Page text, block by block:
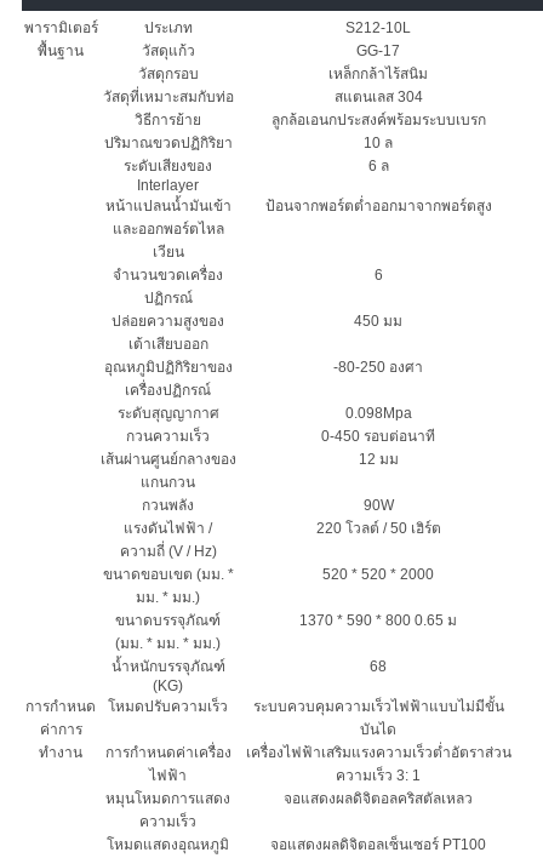
พารามิเตอร์
พื้นฐาน
ประเภท
S212-10L
วัสดุแก้ว
GG-17
วัสดุกรอบ
เหล็กกล้าไร้สนิม
วัสดุที่เหมาะสมกับท่อ
สแตนเลส 304
วิธีการย้าย
ลูกล้อเอนกประสงค์พร้อมระบบเบรก
ปริมาณขวดปฏิกิริยา
10 ล
ระดับเสียงของ
Interlayer
6 ล
หน้าแปลนน้ำมันเข้า
และออกพอร์ตไหล
เวียน
ป้อนจากพอร์ตต่ำออกมาจากพอร์ตสูง
จำนวนขวดเครื่อง
ปฏิกรณ์
6
ปล่อยความสูงของ
เต้าเสียบออก
450 มม
อุณหภูมิปฏิกิริยาของ
เครื่องปฏิกรณ์
-80-250 องศา
ระดับสุญญากาศ
0.098Mpa
กวนความเร็ว
0-450 รอบต่อนาที
เส้นผ่านศูนย์กลางของ
แกนกวน
12 มม
กวนพลัง
90W
แรงดันไฟฟ้า /
ความถี่ (V / Hz)
220 โวลต์ / 50 เฮิร์ต
ขนาดขอบเขต (มม. *
มม. * มม.)
520 * 520 * 2000
ขนาดบรรจุภัณฑ์
(มม. * มม. * มม.)
1370 * 590 * 800 0.65 ม
น้ำหนักบรรจุภัณฑ์
(KG)
68
การกำหนด
ค่าการ
ทำงาน
โหมดปรับความเร็ว
ระบบควบคุมความเร็วไฟฟ้าแบบไม่มีขั้น
บันได
การกำหนดค่าเครื่อง
ไฟฟ้า
เครื่องไฟฟ้าเสริมแรงความเร็วต่ำอัตราส่วน
ความเร็ว 3: 1
หมุนโหมดการแสดง
ความเร็ว
จอแสดงผลดิจิตอลคริสตัลเหลว
โหมดแสดงอุณหภูมิ
จอแสดงผลดิจิตอลเซ็นเซอร์ PT100